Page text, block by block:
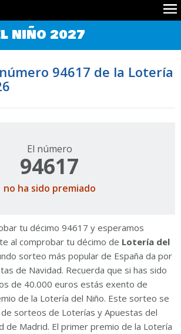
NiñoNIÑO 2027
94617 de la Lotería
El número
94617
no ha sido premiado
tu décimo 94617 y esperamos
al comprobar tu décimo de Lotería del
sorteo más popular de España da por
de Navidad. Recuerda que si has sido
de 40.000 euros estás exento de
de la Lotería del Niño. Este sorteo se
sorteos de Loterías y Apuestas del
de Madrid. El primer premio de la Lotería